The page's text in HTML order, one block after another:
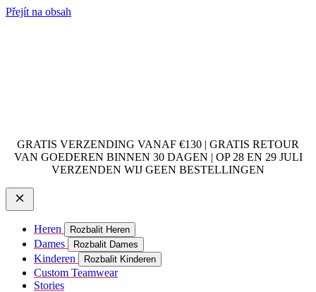
Přejít na obsah
GRATIS VERZENDING VANAF €130 | GRATIS RETOUR
VAN GOEDEREN BINNEN 30 DAGEN | OP 28 EN 29 JULI
VERZENDEN WIJ GEEN BESTELLINGEN
Heren Rozbalit Heren
Dames Rozbalit Dames
Kinderen Rozbalit Kinderen
Custom Teamwear
Stories